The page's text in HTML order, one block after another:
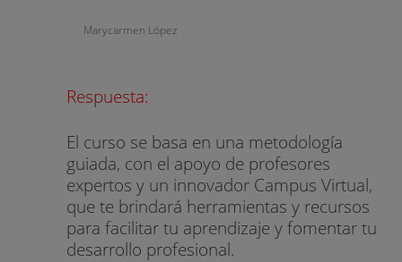
Marycarmen López
Respuesta:
El curso se basa en una metodología
guiada, con el apoyo de profesores
expertos y un innovador Campus Virtual,
que te brindará herramientas y recursos
para facilitar tu aprendizaje y fomentar tu
desarrollo profesional.